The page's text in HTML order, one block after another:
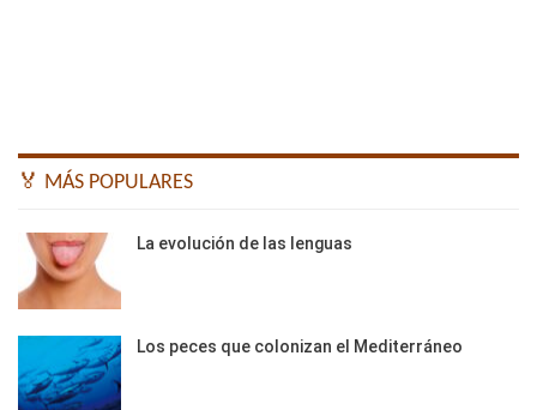
🏅 MÁS POPULARES
La evolución de las lenguas
Los peces que colonizan el Mediterráneo